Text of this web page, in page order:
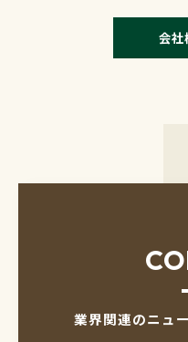
会社
業界関連のニュ